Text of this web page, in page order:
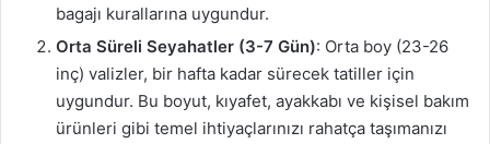
bagajı kurallarına uygundur.
Orta Süreli Seyahatler (3-7 Gün): Orta boy (23-26
inç) valizler, bir hafta kadar sürecek tatiller için
uygundur. Bu boyut, kıyafet, ayakkabı ve kişisel bakım
ürünleri gibi temel ihtiyaçlarınızı rahatça taşımanızı